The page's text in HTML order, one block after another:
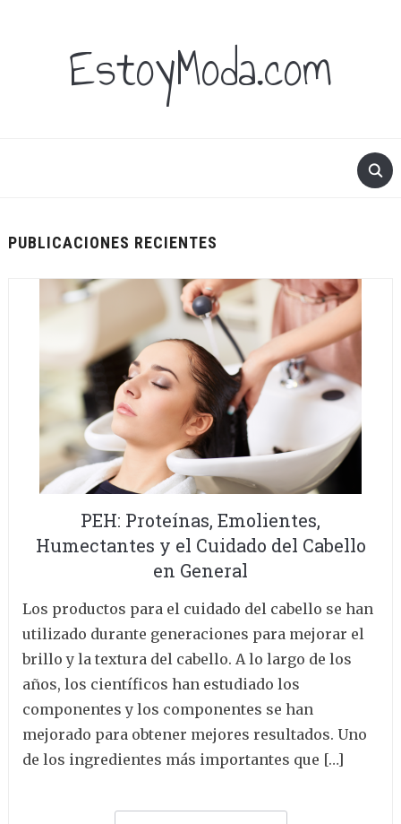
EstoyModa.com
PUBLICACIONES RECIENTES
PEH: Proteínas, Emolientes,
Humectantes y el Cuidado del Cabello
en General
Los productos para el cuidado del cabello se han
utilizado durante generaciones para mejorar el
brillo y la textura del cabello. A lo largo de los
años, los científicos han estudiado los
componentes y los componentes se han
mejorado para obtener mejores resultados. Uno
de los ingredientes más importantes que […]